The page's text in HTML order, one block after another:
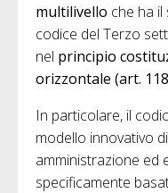
multilivello che ha
codice del Terzo
nel principio
orizzontale (art.
In particolare, il
modello innovativo
amministrazione ed
specificamente